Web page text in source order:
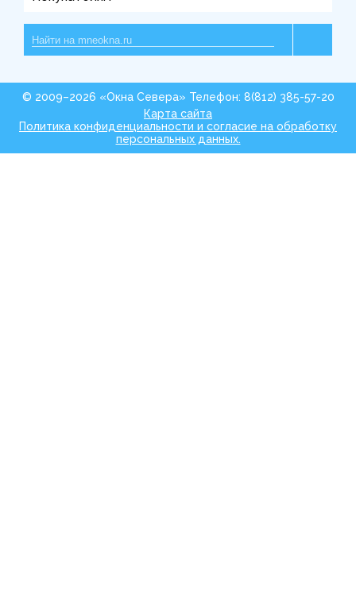
© 2009–2026 «Окна Севера» Телефон: 8(812) 385-57-20
Карта сайта
Политика конфиденциальности и согласие на обработку
персональных данных.